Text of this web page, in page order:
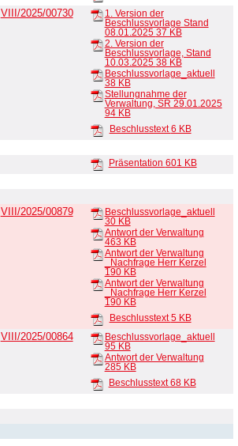
VIII/2025/00730
1. Version der
Beschlussvorlage Stand
08.01.2025 37 KB
2. Version der
Beschlussvorlage, Stand
10.03.2025 38 KB
Beschlussvorlage_aktuell
38 KB
Stellungnahme der
Verwaltung, SR 29.01.2025
94 KB
Beschlusstext6 KB
Präsentation 601 KB
VIII/2025/00879
Beschlussvorlage_aktuell
30 KB
Antwort der Verwaltung
463 KB
Antwort der Verwaltung
_Nachfrage Herr Kerzel
190 KB
Antwort der Verwaltung
_Nachfrage Herr Kerzel
190 KB
Beschlusstext5 KB
VIII/2025/00864
Beschlussvorlage_aktuell
95 KB
Antwort der Verwaltung
285 KB
Beschlusstext68 KB